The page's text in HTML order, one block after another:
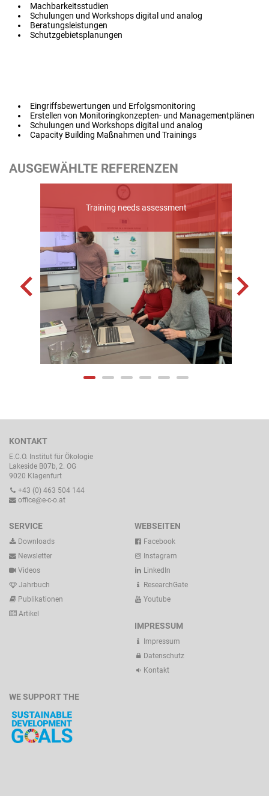
Machbarkeitsstudien
Schulungen und Workshops digital und analog
Beratungsleistungen
Schutzgebietsplanungen
Eingriffsbewertungen und Erfolgsmonitoring
Erstellen von Monitoringkonzepten- und Managementplänen
Schulungen und Workshops digital und analog
Capacity Building Maßnahmen und Trainings
AUSGEWÄHLTE REFERENZEN
Training needs assessment
KONTAKT
E.C.O. Institut für Ökologie
Lakeside B07b, 2. OG
9020 Klagenfurt
+43 (0) 463 504 144
office@e-c-o.at
SERVICE
Downloads
Newsletter
Videos
Jahrbuch
Publikationen
Artikel
WEBSEITEN
Facebook
Instagram
LinkedIn
ResearchGate
Youtube
IMPRESSUM
Impressum
Datenschutz
Kontakt
WE SUPPORT THE